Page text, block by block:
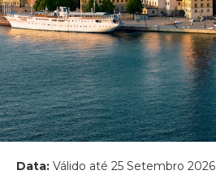
Data: Válido até 25 Setembro 2026